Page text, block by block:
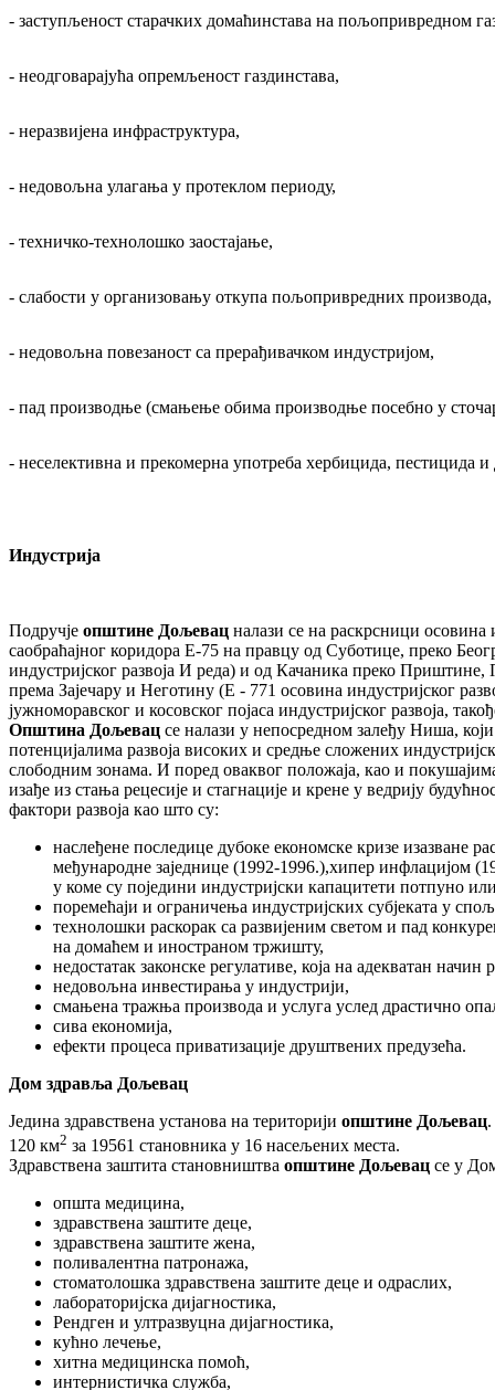
- заступљеност старачких домаћинстава на пољопривредном
- неодговарајућа опремљеност газдинстава,
- неразвијена инфраструктура,
- недовољна улагања у протеклом периоду,
- техничко-технолошко заостајање,
- слабости у организовању откупа пољопривредних производа,
- недовољна повезаност са прерађивачком индустријом,
- пад производње (смањење обима производње посебно у
- неселективна и прекомерна употреба хербицида, пестицида и
Индустрија
Подручје општине Дољевац налази се на раскрсници осовина
саобраћајног коридора Е-75 на правцу од Суботице, преко
индустријског развоја И реда) и од Качаника преко
према Зајечару и Неготину (Е - 771 осовина индустријског
јужноморавског и косовског појаса индустријског развоја,
Општина Дољевац се налази у непосредном залеђу Ниша,
потенцијалима развоја високих и средње сложених
слободним зонама. И поред оваквог положаја, као и
изађе из стања рецесије и стагнације и крене у ведрију
фактори развоја као што су:
наслеђене последице дубоке економске кризе изазване
међународне заједнице (1992-1996.),хипер инфлацијом
у коме су поједини индустријски капацитети потпуно
поремећаји и ограничења индустријских субјеката у
технолошки раскорак са развијеним светом и пад
на домаћем и иностраном тржишту,
недостатак законске регулативе, која на адекватан
недовољна инвестирања у индустрији,
смањена тражња производа и услуга услед драстично
сива економија,
ефекти процеса приватизације друштвених предузећа.
Дом здравља Дољевац
Једина здравствена установа на територији општине Дољевац
120 км2 за 19561 становника у 16 насељених места.
Здравствена заштита становништва општине Дољевац се у
општа медицина,
здравствена заштите деце,
здравствена заштите жена,
поливалентна патронажа,
стоматолошка здравствена заштите деце и одраслих,
лабораторијска дијагностика,
Рендген и ултразвуцна дијагностика,
кућно лечење,
хитна медицинска помоћ,
интернистичка служба,